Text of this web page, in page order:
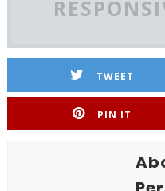
TWEET
PIN IT